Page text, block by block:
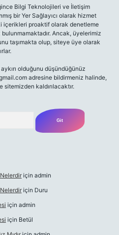
Bilgi Teknolojileri ve İletişim
bir Yer Sağlayıcı olarak hizmet
içerikleri proaktif olarak denetleme
Ancak, üyelerimiz
taşımakta olup, siteye üye olarak
olduğunu düşündüğünüz
adresine bildirmeniz halinde,
kaldırılacaktır.
için admin
için Duru
için admin
için Betül